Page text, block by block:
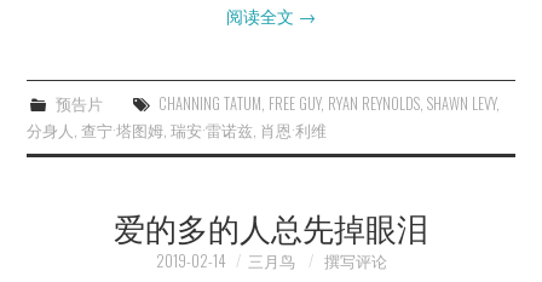
推荐电影
阅读全文 →
预告片 CHANNING TATUM, FREE GUY, RYAN REYNOLDS, SHAWN LEVY,
分身人,查宁·塔图姆,瑞安·雷诺兹, 肖恩·利维
爱的多的人总先掉眼泪
2019-02-14 三月鸟 撰写评论